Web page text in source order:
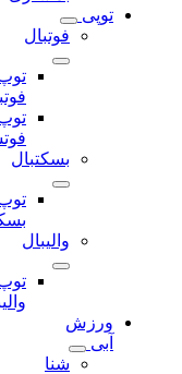
توپی
فوتبال
توپ
فوتبال
توپ
فوتسال
بسکتبال
توپ
بسکتبال
والیبال
توپ
والیبال
ورزش
شنا